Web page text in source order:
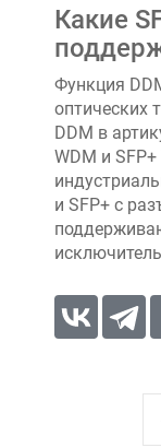
Какие
Функция
оптических
DDM в
WDM и
и SFP+ с